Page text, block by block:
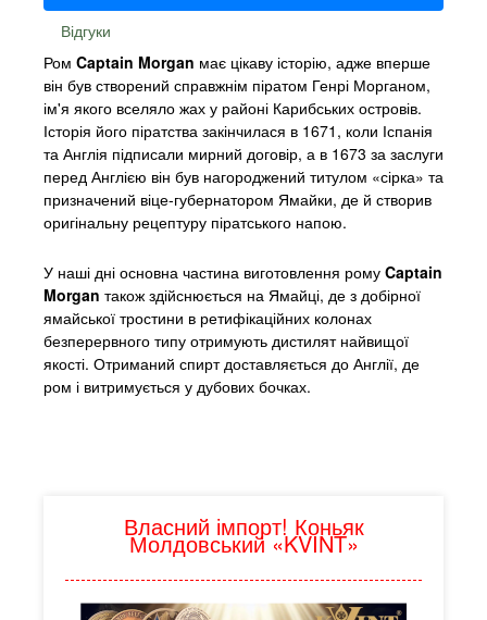
Відгуки
Ром Captain Morgan має цікаву історію, адже вперше
він був створений справжнім піратом Генрі Морганом,
ім'я якого вселяло жах у районі Карибських островів.
Історія його піратства закінчилася в 1671, коли Іспанія
та Англія підписали мирний договір, а в 1673 за заслуги
перед Англією він був нагороджений титулом «сірка» та
призначений віце-губернатором Ямайки, де й створив
оригінальну рецептуру піратського напою.
У наші дні основна частина виготовлення рому Captain
Morgan також здійснюється на Ямайці, де з добірної
ямайської тростини в ретифікаційних колонах
безперервного типу отримують дистилят найвищої
якості. Отриманий спирт доставляється до Англії, де
ром і витримується у дубових бочках.
Власний імпорт! Коньяк
Молдовський «KVINT»